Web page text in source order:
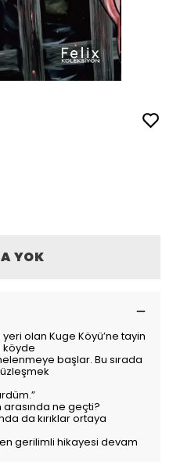
YOK
olan Kuge Köyü’ne tayin
köyde
başlar. Bu sırada
arasında ne geçti?
da kırıklar ortaya
gerilimli hikayesi devam